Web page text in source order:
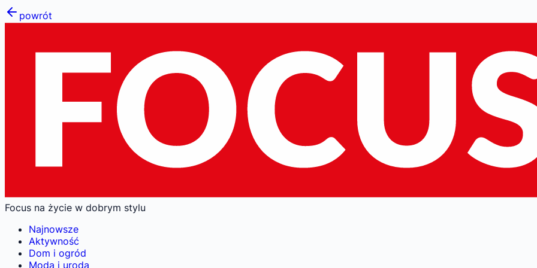
powrót
Focus na życie w dobrym stylu
Najnowsze
Aktywność
Dom i ogród
Moda i uroda